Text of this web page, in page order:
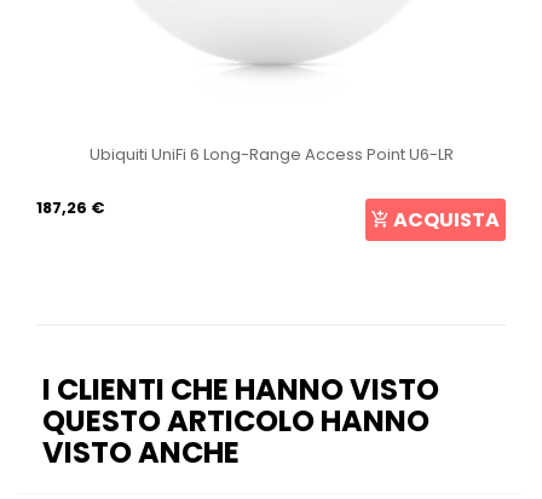
Ubiquiti UniFi 6 Long-Range Access Point U6-LR
187,26 € ACQUISTA
I CLIENTI CHE HANNO VISTO
QUESTO ARTICOLO HANNO
VISTO ANCHE